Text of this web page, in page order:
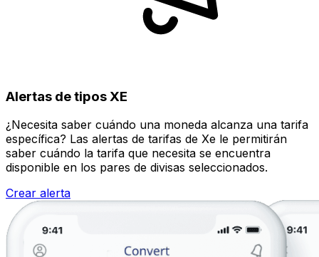
Alertas de tipos XE
¿Necesita saber cuándo una moneda alcanza una tarifa
específica? Las alertas de tarifas de Xe le permitirán
saber cuándo la tarifa que necesita se encuentra
disponible en los pares de divisas seleccionados.
Crear alerta